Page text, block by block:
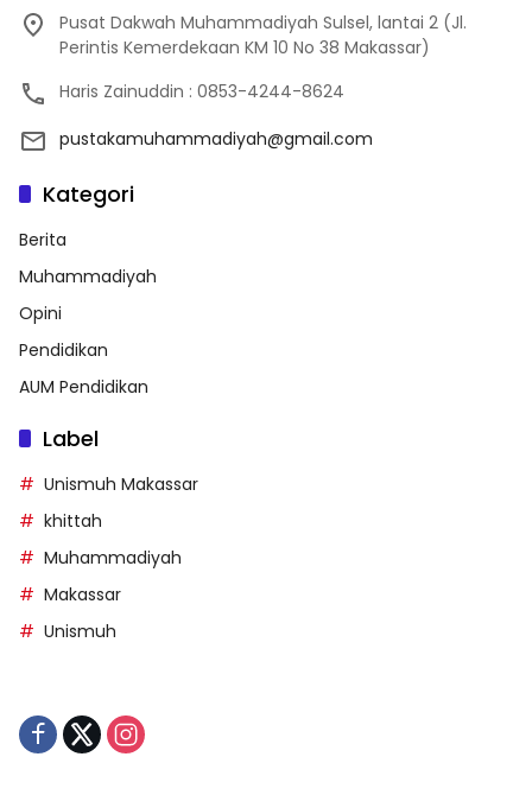
Pusat Dakwah Muhammadiyah Sulsel, lantai 2 (Jl.
Perintis Kemerdekaan KM 10 No 38 Makassar)
Haris Zainuddin : 0853-4244-8624
pustakamuhammadiyah@gmail.com
Kategori
Berita
Muhammadiyah
Opini
Pendidikan
AUM Pendidikan
Label
Unismuh Makassar
khittah
Muhammadiyah
Makassar
Unismuh